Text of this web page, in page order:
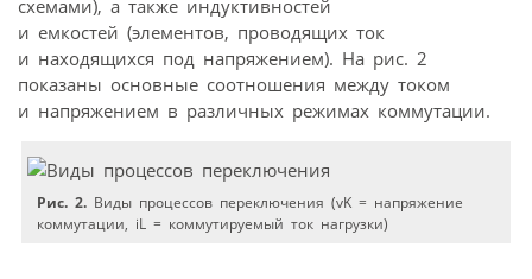
схемами), а также индуктивностей
и емкостей (элементов, проводящих ток
и находящихся под напряжением). На рис. 2
показаны основные соотношения между током
и напряжением в различных режимах коммутации.
Рис. 2. Виды процессов переключения (vK = напряжение
коммутации, iL = коммутируемый ток нагрузки)